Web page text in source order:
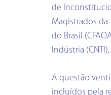
de
Magistrados da
do Brasil
Indústria
A questão
incluídos pela